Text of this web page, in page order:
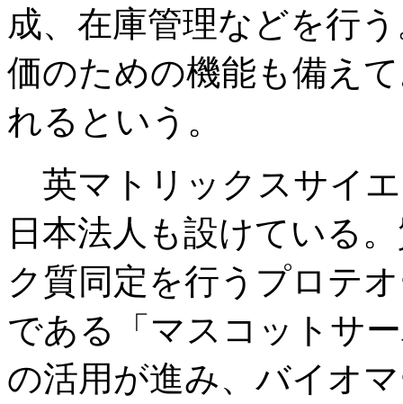
成、在庫管理などを行
価のための機能も備え
れるという。
英マトリックスサイエ
日本法人も設けている
ク質同定を行うプロテ
である「マスコットサ
の活用が進み、バイオ